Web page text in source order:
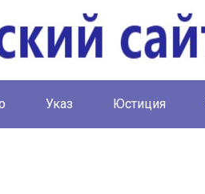
Указ Юстиция